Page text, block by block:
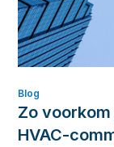
Blog
Zo
HVAC-